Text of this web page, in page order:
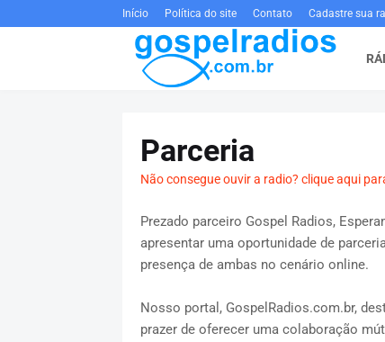
Início Política do site Contato Cadastre sua
Parceria
Não consegue ouvir a radio? clique aqui
Prezado parceiro Gospel Radios,
apresentar uma oportunidade de
presença de ambas no cenário online.
Nosso portal, GospelRadios.com.br,
prazer de oferecer uma colaboração